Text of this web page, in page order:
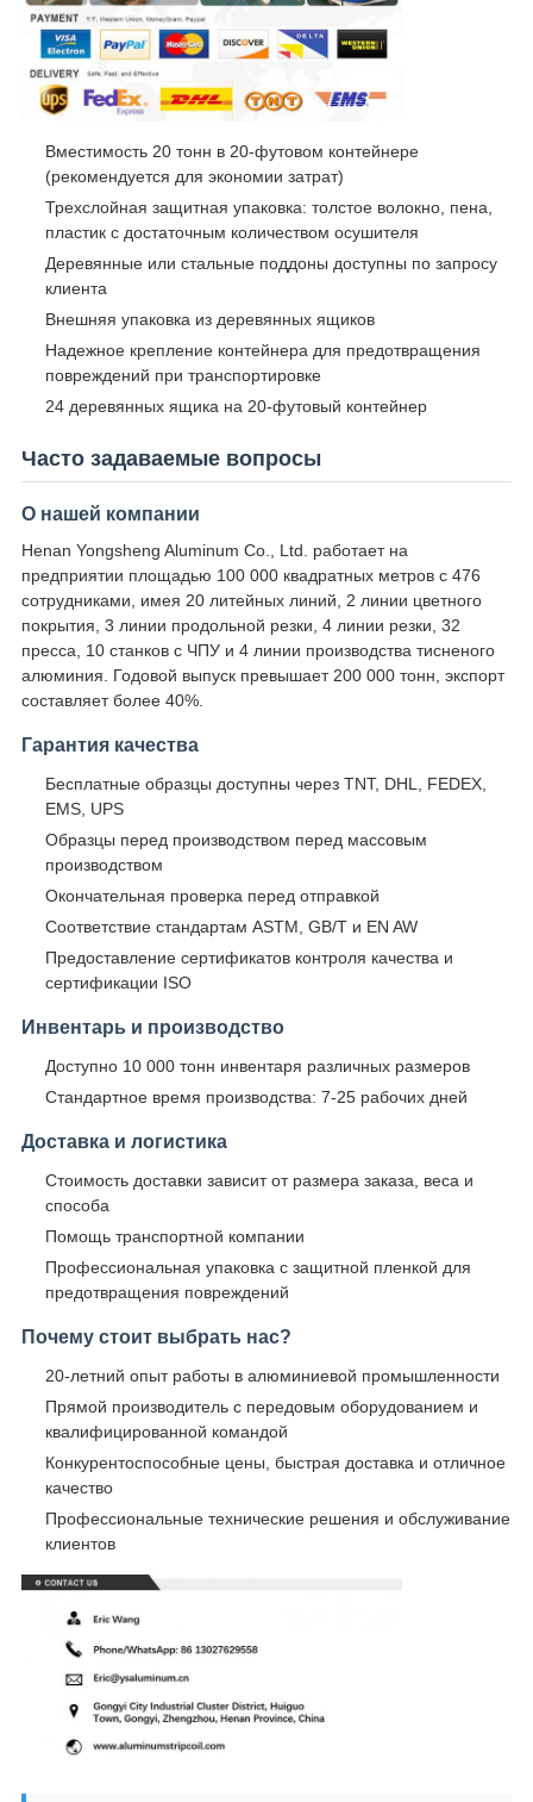
Вместимость 20 тонн в 20-футовом контейнере
(рекомендуется для экономии затрат)
Трехслойная защитная упаковка: толстое волокно, пена,
пластик с достаточным количеством осушителя
Деревянные или стальные поддоны доступны по запросу
клиента
Внешняя упаковка из деревянных ящиков
Надежное крепление контейнера для предотвращения
повреждений при транспортировке
24 деревянных ящика на 20-футовый контейнер
Часто задаваемые вопросы
О нашей компании
Henan Yongsheng Aluminum Co., Ltd. работает на
предприятии площадью 100 000 квадратных метров с 476
сотрудниками, имея 20 литейных линий, 2 линии цветного
покрытия, 3 линии продольной резки, 4 линии резки, 32
пресса, 10 станков с ЧПУ и 4 линии производства тисненого
алюминия. Годовой выпуск превышает 200 000 тонн, экспорт
составляет более 40%.
Гарантия качества
Бесплатные образцы доступны через TNT, DHL, FEDEX,
EMS, UPS
Образцы перед производством перед массовым
производством
Окончательная проверка перед отправкой
Соответствие стандартам ASTM, GB/T и EN AW
Предоставление сертификатов контроля качества и
сертификации ISO
Инвентарь и производство
Доступно 10 000 тонн инвентаря различных размеров
Стандартное время производства: 7-25 рабочих дней
Доставка и логистика
Стоимость доставки зависит от размера заказа, веса и
способа
Помощь транспортной компании
Профессиональная упаковка с защитной пленкой для
предотвращения повреждений
Почему стоит выбрать нас?
20-летний опыт работы в алюминиевой промышленности
Прямой производитель с передовым оборудованием и
квалифицированной командой
Конкурентоспособные цены, быстрая доставка и отличное
качество
Профессиональные технические решения и обслуживание
клиентов